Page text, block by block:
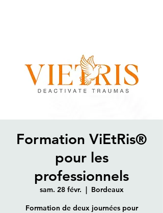
Formation ViEtRis®
pour les
professionnels
sam. 28 févr.
  |
Bordeaux
Formation de deux journées pour